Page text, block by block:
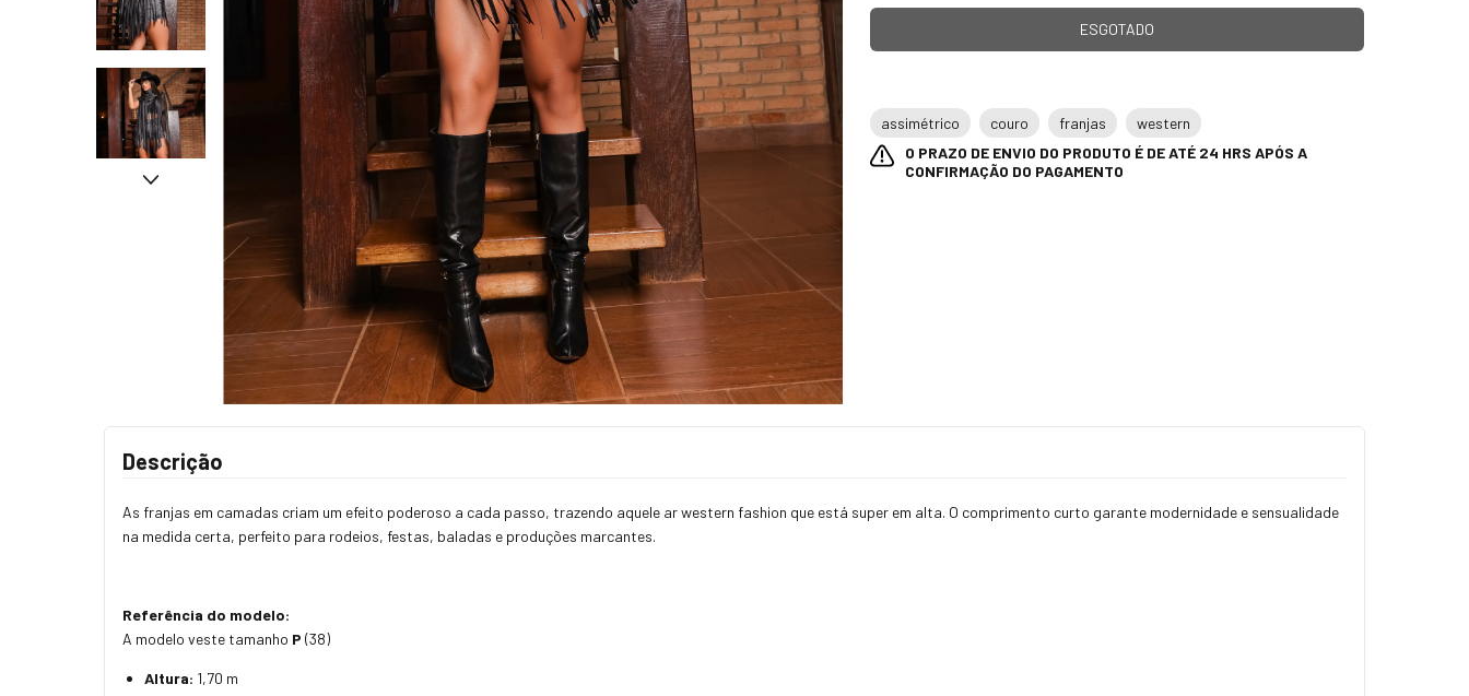
assimétrico couro franjas
western
O PRAZO DE ENVIO DO PRODUTO É DE ATÉ 24 HRS APÓS A
CONFIRMAÇÃO DO PAGAMENTO
Descrição
As franjas em camadas criam um efeito poderoso a cada passo, trazendo aquele ar western fashion que está super em alta. O comprimento curto garante modernidade e sensualidade
na medida certa, perfeito para rodeios, festas, baladas e produções marcantes.
Referência do modelo:
A modelo veste tamanho P (38)
Altura: 1,70 m